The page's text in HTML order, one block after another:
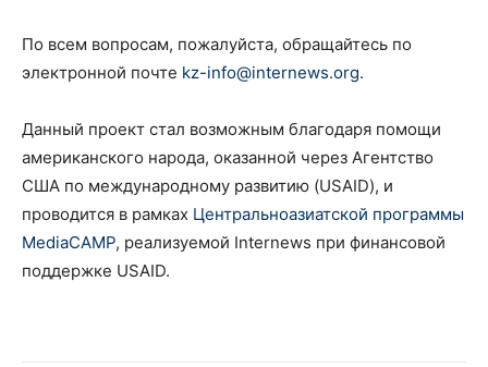
По всем вопросам, пожалуйста, обращайтесь по
электронной почте kz-info@internews.org.
Данный проект стал возможным благодаря помощи
американского народа, оказанной через Агентство
США по международному развитию (USAID), и
проводится в рамках Центральноазиатской программы
MediaCAMP, реализуемой Internews при финансовой
поддержке USAID.